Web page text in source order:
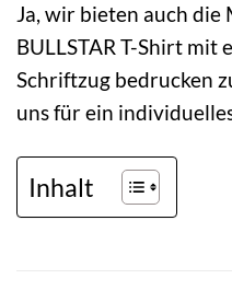
Ja, wir bieten auch die
BULLSTAR T-Shirt mit
Schriftzug bedrucken
uns für ein
Inhalt